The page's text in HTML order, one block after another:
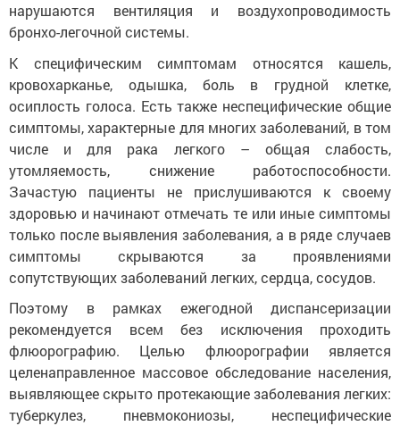
нарушаются вентиляция и воздухопроводимость
бронхо-легочной системы.
К специфическим симптомам относятся кашель,
кровохарканье, одышка, боль в грудной клетке,
осиплость голоса. Есть также неспецифические общие
симптомы, характерные для многих заболеваний, в том
числе и для рака легкого – общая слабость,
утомляемость, снижение работоспособности.
Зачастую пациенты не прислушиваются к своему
здоровью и начинают отмечать те или иные симптомы
только после выявления заболевания, а в ряде случаев
симптомы скрываются за проявлениями
сопутствующих заболеваний легких, сердца, сосудов.
Поэтому в рамках ежегодной диспансеризации
рекомендуется всем без исключения проходить
флюорографию. Целью флюорографии является
целенаправленное массовое обследование населения,
выявляющее скрыто протекающие заболевания легких:
туберкулез, пневмокониозы, неспецифические